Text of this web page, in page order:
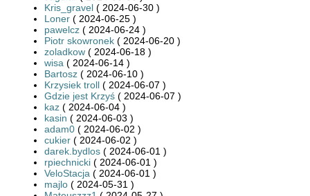
Kris_gravel ( 2024-06-30 )
Loner ( 2024-06-25 )
pawelcz ( 2024-06-24 )
Piotr skowronek ( 2024-06-20 )
zoladkow ( 2024-06-18 )
wisa ( 2024-06-14 )
Bartosz ( 2024-06-10 )
Krzysiek troll ( 2024-06-07 )
Gdzie jest Krzyś ( 2024-06-07 )
kaz ( 2024-06-04 )
kasin ( 2024-06-03 )
adam0 ( 2024-06-02 )
cukier ( 2024-06-02 )
darek.bydlos ( 2024-06-01 )
rpiechnicki ( 2024-06-01 )
VeloStacja ( 2024-06-01 )
majlo ( 2024-05-31 )